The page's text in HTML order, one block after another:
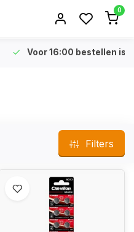
0
Voor 16:00 bestellen is
Filters